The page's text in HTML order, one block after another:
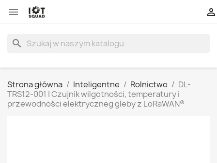
 
search
Strona główna Inteligentne Rolnictwo
DL-
TRS12-001 | Czujnik wilgotności, temperatury i
przewodności elektryczneg gleby z LoRaWAN®